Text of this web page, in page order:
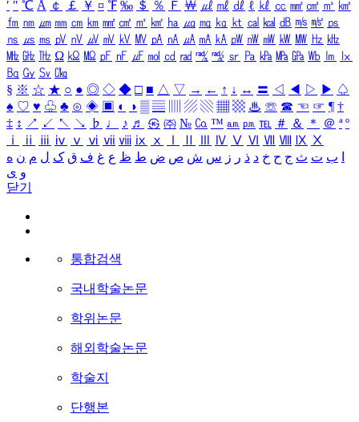
′ ″ ℃ Å ￠ ￡ ￥ ¤ ℉ ‰ ＄ ％ Ｆ ￦ ㎕ ㎖ ㎗ ℓ ㎘ ㏄ ㎣ ㎤ ㎥ ㎦
㎙ ㎚ ㎛ ㎜ ㎝ ㎞ ㎟ ㎠ ㎡ ㎢ ㏊ ㎍ ㎎ ㎏ ㏏ ㎈ ㎉ ㏈ ㎧ ㎨ ㎰
㎱ ㎲ ㎳ ㎴ ㎵ ㎶ ㎷ ㎸ ㎹ ㎀ ㎁ ㎂ ㎃ ㎄ ㎺ ㎻ ㎽ ㎾ ㎿ ㎐ ㎑
㎒ ㎓ ㎔ Ω ㏀ ㏁ ㎊ ㎋ ㎌ ㏖ ㏅ ㎭ ㎮ ㎯ ㏛ ㎩ ㎪ ㎫ ㎬ ㏝ ㏐
㏓
㏃ ㏉ ㏜ ㏆
§ ※ ☆ ★ ○ ● ◎ ◇ ◆ □ ■ △ ▽ → ← ↑ ↓ ↔ 〓 ◁ ◀ ▷ ▶ ♤
♠ ♡ ♥ ♧ ♣ ⊙ ◈ ▣ ◐ ◑ ▒ ▤ ▨ ▧ ▦ ▩ ♨ ☏ ☎ ☜ ☞ ¶ †
‡ ↕ ↗ ↙ ↖ ↘ ♭ ♩ ♪ ♬ ㉿ ㈜ № ㏇ ™ ㏂ ㏘ ℡ ＃ ＆ ＊ ＠ ª º
ⅰ
ⅱ ⅲ ⅳ ⅴ ⅵ ⅶ ⅷ ⅸ ⅹ Ⅳ Ⅴ Ⅵ Ⅶ Ⅷ Ⅸ Ⅹ
ب ت ث ج ح خ د ذ ر ز س ش ص ض ط ظ ع غ ف ق ک ل م ن ه
و ی
닫기
통합검색
국내학술논문
학위논문
해외학술논문
학술지
단행본